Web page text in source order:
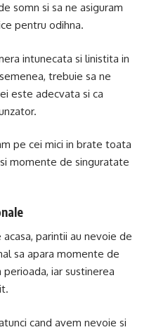
somn si sa ne asiguram
pentru odihna.
intunecata si linistita in
trebuie sa ne
este adecvata si ca
pe cei mici in brate toata
momente de singuratate
parintii au nevoie de
sa apara momente de
iar sustinerea
cand avem nevoie si